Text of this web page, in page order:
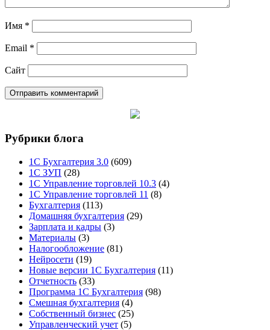
Имя *
Email *
Сайт
Рубрики блога
1С Бухгалтерия 3.0 (609)
1С ЗУП (28)
1С Управление торговлей 10.3 (4)
1С Управление торговлей 11 (8)
Бухгалтерия (113)
Домашняя бухгалтерия (29)
Зарплата и кадры (3)
Материалы (3)
Налогообложение (81)
Нейросети (19)
Новые версии 1С Бухгалтерия (11)
Отчетность (33)
Программа 1С Бухгалтерия (98)
Смешная бухгалтерия (4)
Собственный бизнес (25)
Управленческий учет (5)